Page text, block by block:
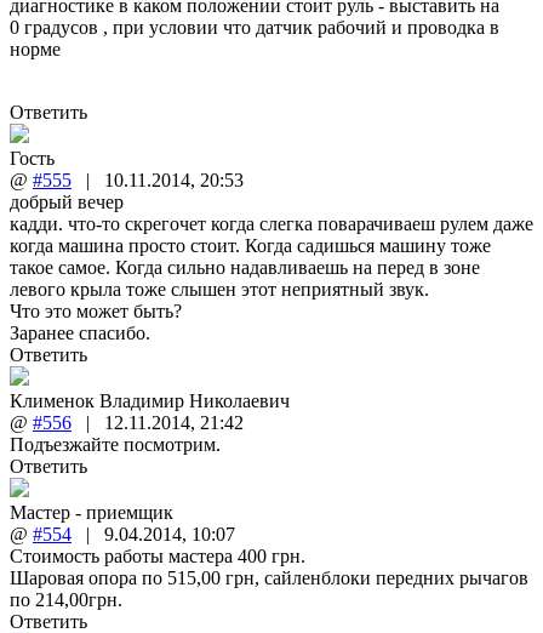
диагностике в каком положении стоит руль - выставить на
0 градусов , при условии что датчик рабочий и проводка в
норме
Ответить
Гость
@ #555 | 10.11.2014, 20:53
добрый вечер
кадди. что-то скрегочет когда слегка поварачиваеш рулем даже
когда машина просто стоит. Когда садишься машину тоже
такое самое. Когда сильно надавливаешь на перед в зоне
левого крыла тоже слышен этот неприятный звук.
Что это может быть?
Заранее спасибо.
Ответить
Клименок Владимир Николаевич
@ #556 | 12.11.2014, 21:42
Подъезжайте посмотрим.
Ответить
Мастер - приемщик
@ #554 | 9.04.2014, 10:07
Стоимость работы мастера 400 грн.
Шаровая опора по 515,00 грн, сайленблоки передних рычагов
по 214,00грн.
Ответить